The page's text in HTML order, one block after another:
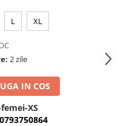
L XL
2 zile
IN COS
XS